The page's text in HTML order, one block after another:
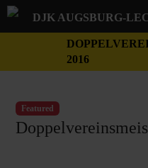
2016
Featured
DJK AUGSBURG-